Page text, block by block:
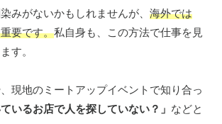
みがないかもしれませんが、 海外では
要です。私自身も、この方法で仕事を見
す。
現地のミートアップイベントで知り合っ
ているお店で人を探していない？」 などと